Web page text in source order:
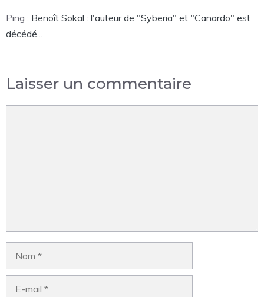
Ping : Benoît Sokal : l'auteur de "Syberia" et "Canardo" est
décédé...
Laisser un commentaire